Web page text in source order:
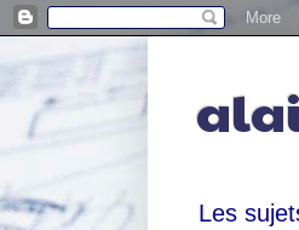
Les